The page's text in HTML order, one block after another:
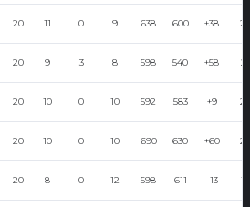
20 11 0 9 638 600 +38 22
20 9 3 8 598 540 +58 21
20 10 0 10 592 583 +9 20
20 10 0 10 690 630 +60 20
20 8 0 12 598 611 -13 16